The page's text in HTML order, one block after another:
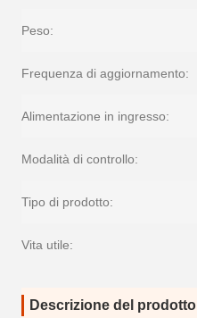
Peso:
Frequenza di aggiornamento:
Alimentazione in ingresso:
Modalità di controllo:
Tipo di prodotto:
Vita utile:
Descrizione del prodotto